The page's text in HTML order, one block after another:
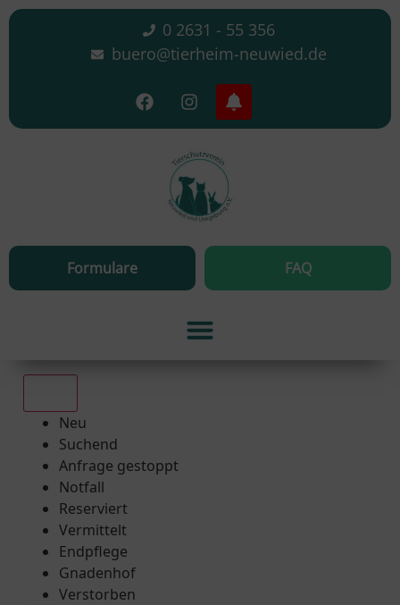
0 2631 - 55 356
buero@tierheim-neuwied.de
Formulare FAQ
Neu
Suchend
Anfrage gestoppt
Notfall
Reserviert
Vermittelt
Endpflege
Gnadenhof
Verstorben